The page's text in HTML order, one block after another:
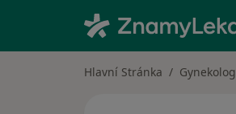
Hlavní Stránka Gynekolog